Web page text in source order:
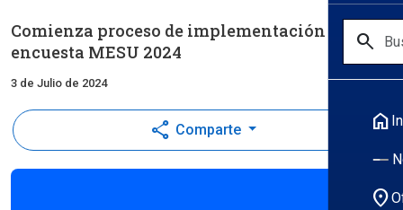
search
home
location_on
Comienza proceso de implementación de la
encuesta MESU 2024
3 de Julio de 2024
share Comparte